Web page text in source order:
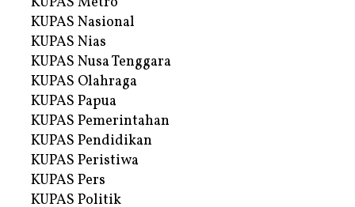
KUPAS Nasional
KUPAS Nias
KUPAS Nusa Tenggara
KUPAS Olahraga
KUPAS Papua
KUPAS Pemerintahan
KUPAS Pendidikan
KUPAS Peristiwa
KUPAS Pers
KUPAS Politik